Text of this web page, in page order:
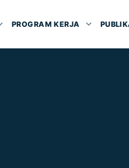
PROGRAM KERJA